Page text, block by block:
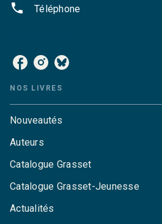
phone Téléphone
NOS LIVRES
Nouveautés
Auteurs
Catalogue Grasset
Catalogue Grasset-Jeunesse
Actualités